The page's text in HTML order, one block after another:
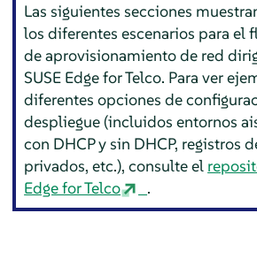
Las siguientes secciones
los diferentes escenarios para el
de aprovisionamiento de red
SUSE Edge for Telco. Para ver
diferentes opciones de
despliegue (incluidos entornos
con DHCP y sin DHCP, registros
privados, etc.), consulte el
Edge for Telco
.